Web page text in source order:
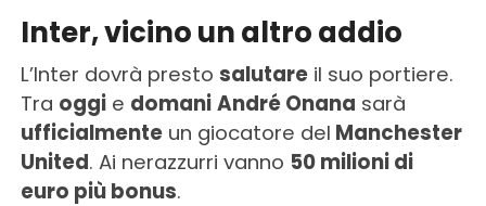
Inter, vicino un altro addio
L’Inter dovrà presto salutareil suo portiere.
Tra oggie domani André Onana sarà
ufficialmenteun giocatore del Manchester
United. Ai nerazzurri vanno 50 milioni di
euro più bonus.